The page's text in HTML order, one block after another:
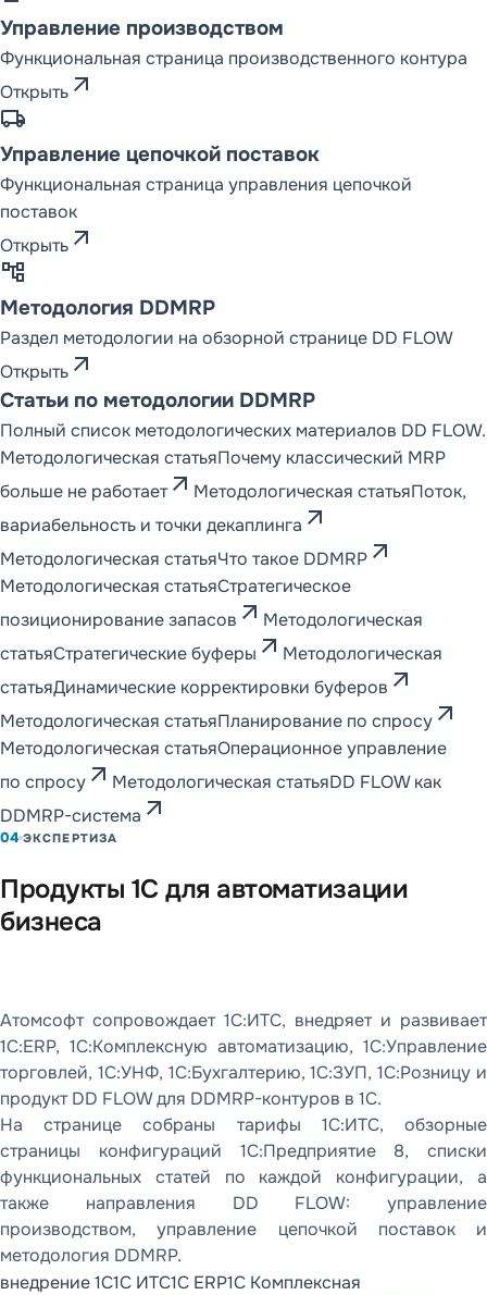
Управление производством
Функциональная страница производственного контура
Открыть arrow_outward
local_shipping
Управление цепочкой поставок
Функциональная страница управления цепочкой
поставок
Открыть arrow_outward
account_tree
Методология DDMRP
Раздел методологии на обзорной странице DD FLOW
Открыть arrow_outward
Статьи по методологии DDMRP
Полный список методологических материалов DD FLOW.
Методологическая статьяПочему классический MRP
больше не работаетarrow_outward Методологическая статьяПоток,
вариабельность и точки декаплинга arrow_outward
Методологическая статьяЧто такое DDMRP arrow_outward
Методологическая статьяСтратегическое
позиционирование запасов arrow_outward Методологическая
статьяСтратегические буферы arrow_outward Методологическая
статьяДинамические корректировки буферов arrow_outward
Методологическая статьяПланирование по спросу arrow_outward
Методологическая статьяОперационное управление
по спросу arrow_outward Методологическая статьяDD FLOW как
DDMRP-система arrow_outward
04 ЭКСПЕРТИЗА
Продукты 1С для автоматизации
бизнеса
Атомсофт сопровождает 1С:ИТС, внедряет и развивает
1С:ERP, 1С:Комплексную автоматизацию, 1С:Управление
торговлей, 1С:УНФ, 1С:Бухгалтерию, 1С:ЗУП, 1С:Розницу и
продукт DD FLOW для DDMRP-контуров в 1С.
На странице собраны тарифы 1С:ИТС, обзорные
страницы конфигураций 1С:Предприятие 8, списки
функциональных статей по каждой конфигурации, а
также направления DD FLOW: управление
производством, управление цепочкой поставок и
методология DDMRP.
внедрение 1С1С ИТС1С ERP1С Комплексная